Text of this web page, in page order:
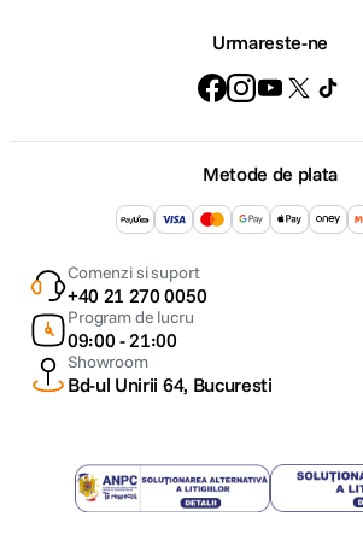
Ai expus corect, ai editat atent, dar
Un display dedicat pentru editare
rezoluție 4K sau 5K pentru
acoperire extinsă a spațiilor de
posibilitate de calibrare hardware.
Descoperă selecția de
videoși alege un model potrivit tipului
Completează setup-ul cu un
calibrare periodică.
întâmplare
Pentru retuș de portret, fotografie de
Urmareste-ne
Metode de plata
Comenzi si suport
+40 21 270 0050
Program de lucru
09:00 - 21:00
Showroom
Bd-ul Unirii 64, Bucuresti